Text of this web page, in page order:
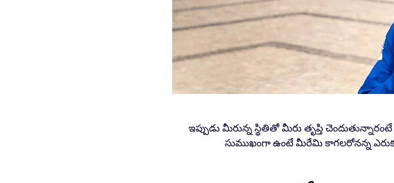
ఇప్పుడు మీరున్న స్థితితో మీరు తృప్తి
సుముఖంగా ఉంటే మీరేమి కాగలరోనన్న